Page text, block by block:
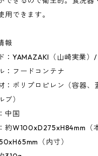
用できます。
報
：YAMAZAKI（山崎実業）
：フードコンテナ
：ポリプロピレン（容器、
ブ）
中国
約W100xD275xH84mm（
（内寸）